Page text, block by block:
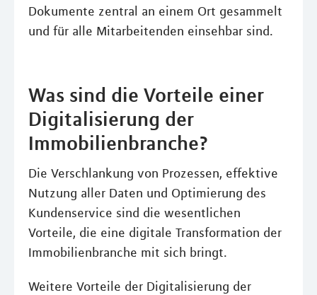
Dokumente zentral an einem Ort gesammelt
und für alle Mitarbeitenden einsehbar sind.
Was sind die Vorteile einer
Digitalisierung der
Immobilienbranche?
Die Verschlankung von Prozessen, effektive
Nutzung aller Daten und Optimierung des
Kundenservice sind die wesentlichen
Vorteile, die eine digitale Transformation der
Immobilienbranche mit sich bringt.
Weitere Vorteile der Digitalisierung der